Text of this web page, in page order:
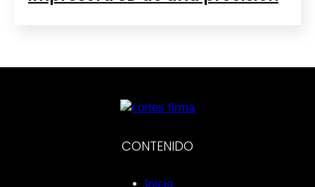
CONTENIDO
Inicio